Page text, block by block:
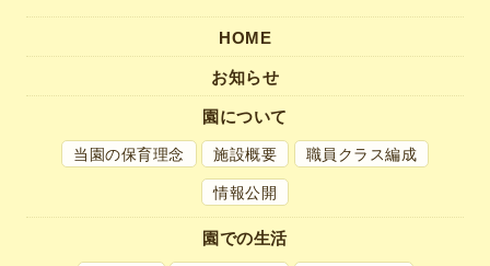
HOME
お知らせ
園について
当園の保育理念 施設概要 職員クラス編成
情報公開
園での生活